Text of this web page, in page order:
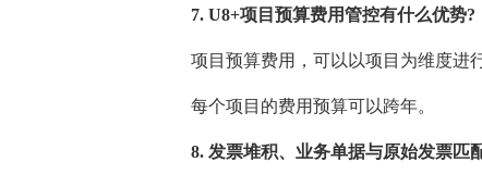
7. U8+项目预算费用管控有什么优势?
项目预算费用，可以以项目为维度进行
每个项目的费用预算可以跨年。
8. 发票堆积、业务单据与原始发票匹